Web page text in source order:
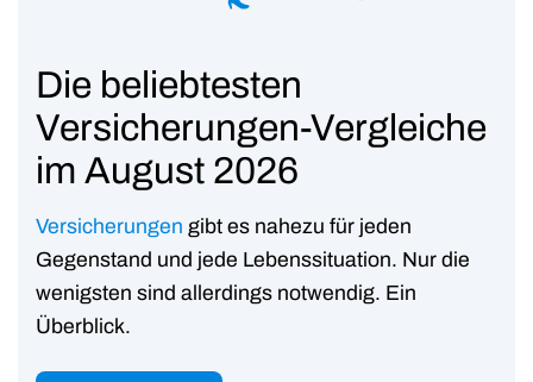
Die beliebtesten
Versicherungen-Vergleiche
im August 2026
Versicherungen gibt es nahezu für jeden
Gegenstand und jede Lebenssituation. Nur die
wenigsten sind allerdings notwendig. Ein
Überblick.